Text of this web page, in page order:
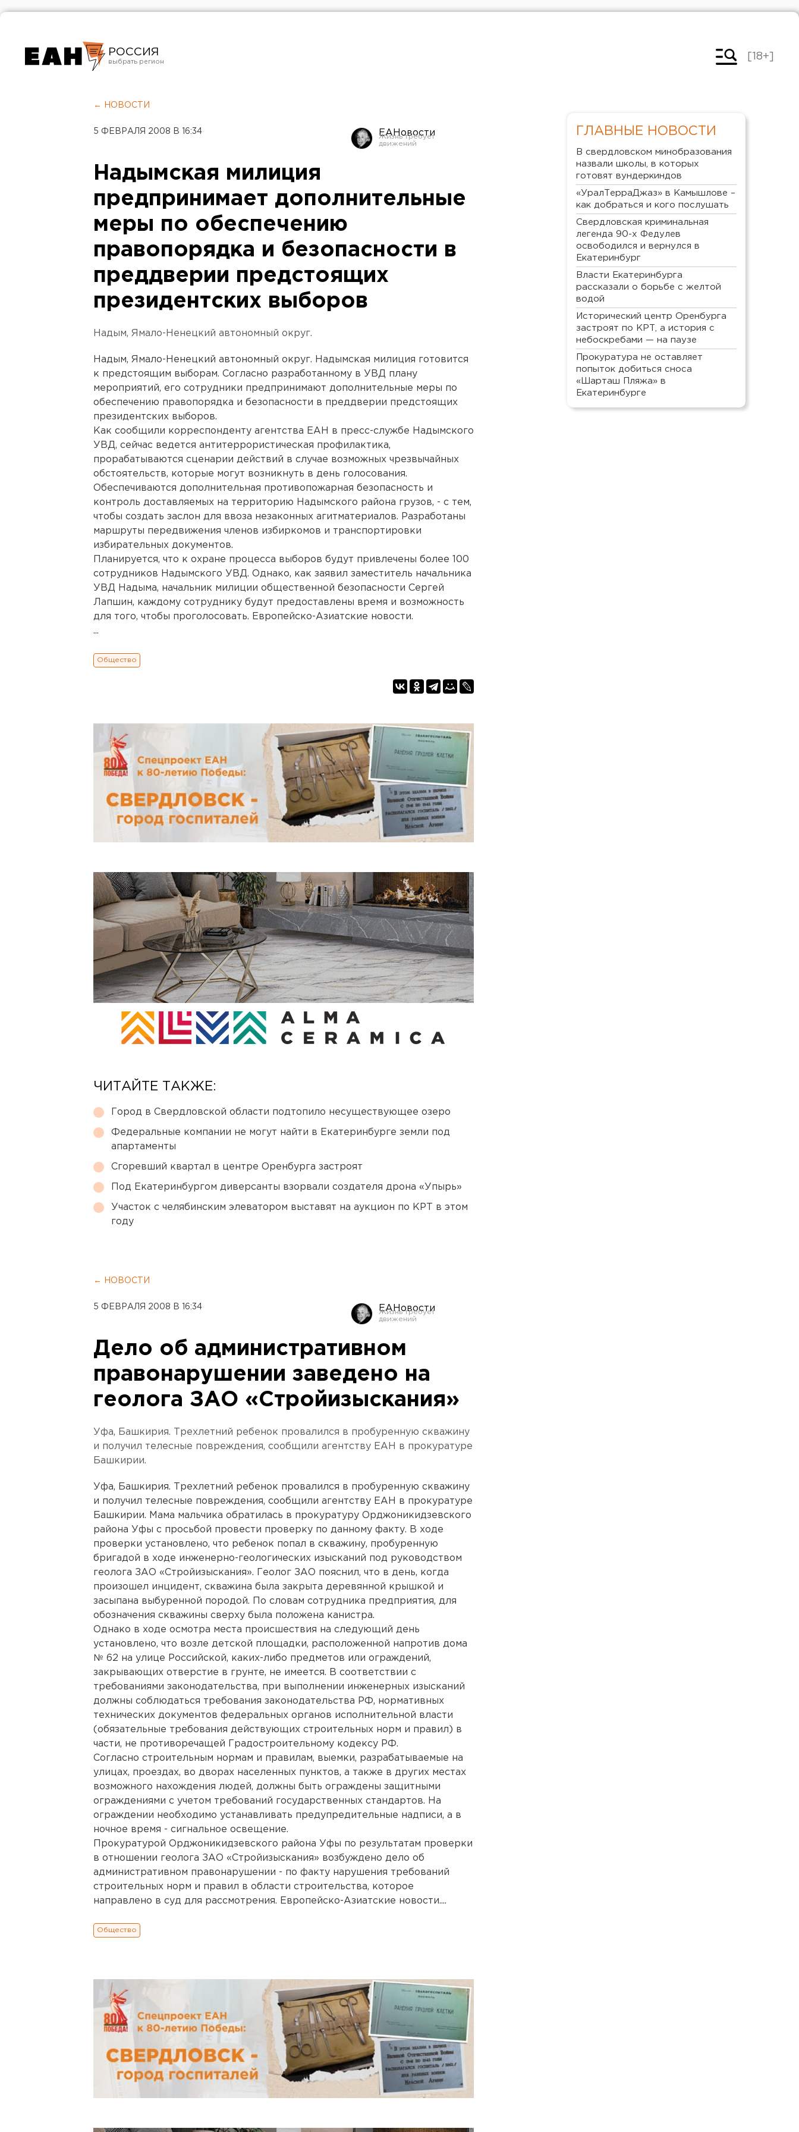
РОССИЯ
Челябинск
[18+]
← НОВОСТИ
5 ФЕВРАЛЯ 2008 В 16:34 ЕАНовости
Надымская милиция
предпринимает дополнительные
меры по обеспечению
правопорядка и безопасности в
преддверии предстоящих
президентских выборов
Надым, Ямало-Ненецкий автономный округ.
Надым, Ямало-Ненецкий автономный округ. Надымская милиция готовится
к предстоящим выборам. Согласно разработанному в УВД плану
мероприятий, его сотрудники предпринимают дополнительные меры по
обеспечению правопорядка и безопасности в преддверии предстоящих
президентских выборов.
Как сообщили корреспонденту агентства ЕАН в пресс-службе Надымского
УВД, сейчас ведется антитеррористическая профилактика,
прорабатываются сценарии действий в случае возможных чрезвычайных
обстоятельств, которые могут возникнуть в день голосования.
Обеспечиваются дополнительная противопожарная безопасность и
контроль доставляемых на территорию Надымского района грузов, - с тем,
чтобы создать заслон для ввоза незаконных агитматериалов. Разработаны
маршруты передвижения членов избиркомов и транспортировки
избирательных документов.
Планируется, что к охране процесса выборов будут привлечены более 100
сотрудников Надымского УВД. Однако, как заявил заместитель начальника
УВД Надыма, начальник милиции общественной безопасности Сергей
Лапшин, каждому сотруднику будут предоставлены время и возможность
для того, чтобы проголосовать. Европейско-Азиатские новости.
...
Общество
ЧИТАЙТЕ ТАКЖЕ:
Город в Свердловской области подтопило несуществующее озеро
Федеральные компании не могут найти в Екатеринбурге земли под
апартаменты
Сгоревший квартал в центре Оренбурга застроят
Под Екатеринбургом диверсанты взорвали создателя дрона «Упырь»
Участок с челябинским элеватором выставят на аукцион по КРТ в этом
году
← НОВОСТИ
5 ФЕВРАЛЯ 2008 В 16:34 ЕАНовости
Дело об административном
правонарушении заведено на
геолога ЗАО «Стройизыскания»
Уфа, Башкирия. Трехлетний ребенок провалился в пробуренную скважину
и получил телесные повреждения, сообщили агентству ЕАН в прокуратуре
Башкирии.
Уфа, Башкирия. Трехлетний ребенок провалился в пробуренную скважину
и получил телесные повреждения, сообщили агентству ЕАН в прокуратуре
Башкирии. Мама мальчика обратилась в прокуратуру Орджоникидзевского
района Уфы с просьбой провести проверку по данному факту. В ходе
проверки установлено, что ребенок попал в скважину, пробуренную
бригадой в ходе инженерно-геологических изысканий под руководством
геолога ЗАО «Стройизыскания». Геолог ЗАО пояснил, что в день, когда
произошел инцидент, скважина была закрыта деревянной крышкой и
засыпана выбуренной породой. По словам сотрудника предприятия, для
обозначения скважины сверху была положена канистра.
Однако в ходе осмотра места происшествия на следующий день
установлено, что возле детской площадки, расположенной напротив дома
№ 62 на улице Российской, каких-либо предметов или ограждений,
закрывающих отверстие в грунте, не имеется. В соответствии с
требованиями законодательства, при выполнении инженерных изысканий
должны соблюдаться требования законодательства РФ, нормативных
технических документов федеральных органов исполнительной власти
(обязательные требования действующих строительных норм и правил) в
части, не противоречащей Градостроительному кодексу РФ.
Согласно строительным нормам и правилам, выемки, разрабатываемые на
улицах, проездах, во дворах населенных пунктов, а также в других местах
возможного нахождения людей, должны быть ограждены защитными
ограждениями с учетом требований государственных стандартов. На
ограждении необходимо устанавливать предупредительные надписи, а в
ночное время - сигнальное освещение.
Прокуратурой Орджоникидзевского района Уфы по результатам проверки
в отношении геолога ЗАО «Стройизыскания» возбуждено дело об
административном правонарушении - по факту нарушения требований
строительных норм и правил в области строительства, которое
направлено в суд для рассмотрения. Европейско-Азиатские новости....
Общество
ГЛАВНЫЕ НОВОСТИ
В свердловском минобразования
назвали школы, в которых
готовят вундеркиндов
«УралТерраДжаз» в Камышлове –
как добраться и кого послушать
Свердловская криминальная
легенда 90-х Федулев
освободился и вернулся в
Екатеринбург
Власти Екатеринбурга
рассказали о борьбе с желтой
водой
Исторический центр Оренбурга
застроят по КРТ, а история с
небоскребами — на паузе
Прокуратура не оставляет
попыток добиться сноса
«Шарташ Пляжа» в
Екатеринбурге